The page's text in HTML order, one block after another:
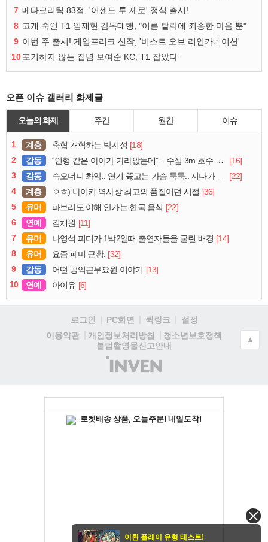
7 메타크리틱 83점, '어센드 투 제로' 정식 출시!
8 고개 숙인 T1 임재현 감독대행, "이른 탈락에 죄송한 마음 뿐"
9 이번 주 출시! 게임프리크 신작, '비스트 오브 리인카네이션'
10 포기하지 않는 집념 보여준 KC, T1 잡았다
오픈 이슈 갤러리 화제글
오늘의 화제 주간 월간 이슈
1 계층 축협 개혁하는 박지성 [18]
2
감동 “인형 같은 아이가 가라앉는데”…수심 3m 호수 뛰어든 60대 의인
[16]
3
감동 슥오더니 촤악.. 연기 뚫고는 가슴 툭툭.. 지나가던 아재의 정체
[22]
4
계층 ㅇㅎ) 나이키 역사상 최고의 품질이던 시절 [36]
5
유머 파브리도 이해 안가는 한국 음식 [22]
6
연예 김채원 [11]
7
유머 나영석 피디가 1박2일때 출연자들을 굴린 배경 [14]
8
유머 요즘 폐미 근황. [32]
9
감동 어떤 공익근무요원 이야기 [13]
10
연예 아이유 [6]
로그인 PC화면 퀵링크
설정
이용약관
개인정보처리방침
청소년보호정책
불법촬영물신고안내
(주)
인
▲
이환 플레이 유형 테스트!